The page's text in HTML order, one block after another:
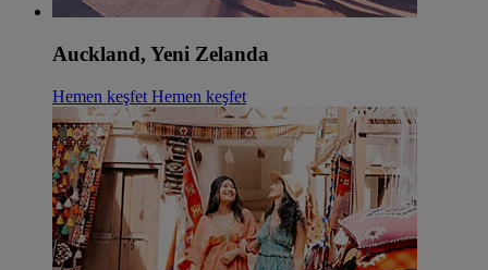
Auckland, Yeni Zelanda
Hemen keşfet Hemen keşfet